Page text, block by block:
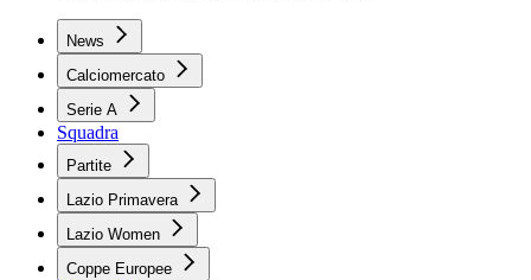
News
Calciomercato
Serie A
Squadra
Partite
Lazio Primavera
Lazio Women
Coppe Europee